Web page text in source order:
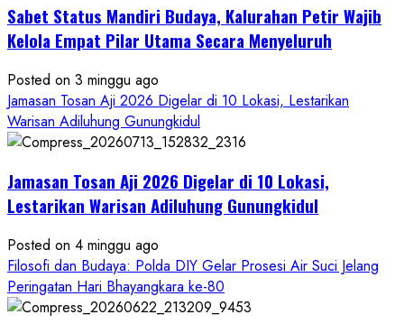
Nasional,
Ruwatan
Petilasan
Sendangwangi
Mohon
Restu
Hayuning
Bawono
Sabet Status Mandiri Budaya, Kalurahan Petir Wajib
Kelola Empat Pilar Utama Secara Menyeluruh
Posted on 3 minggu ago
Jamasan Tosan Aji 2026 Digelar di 10 Lokasi, Lestarikan
Warisan Adiluhung Gunungkidul
Jamasan Tosan Aji 2026 Digelar di 10 Lokasi,
Lestarikan Warisan Adiluhung Gunungkidul
Posted on 4 minggu ago
Filosofi dan Budaya: Polda DIY Gelar Prosesi Air Suci Jelang
Peringatan Hari Bhayangkara ke-80